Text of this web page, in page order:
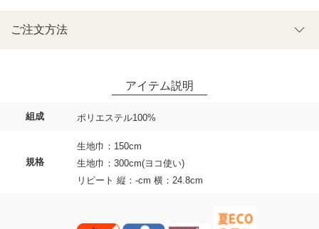
組成 ポリエステル100%
規格
生地巾：150cm
生地巾：300cm(ヨコ使い)
リピート 縦：-cm 横：24.8cm
ご注文方法